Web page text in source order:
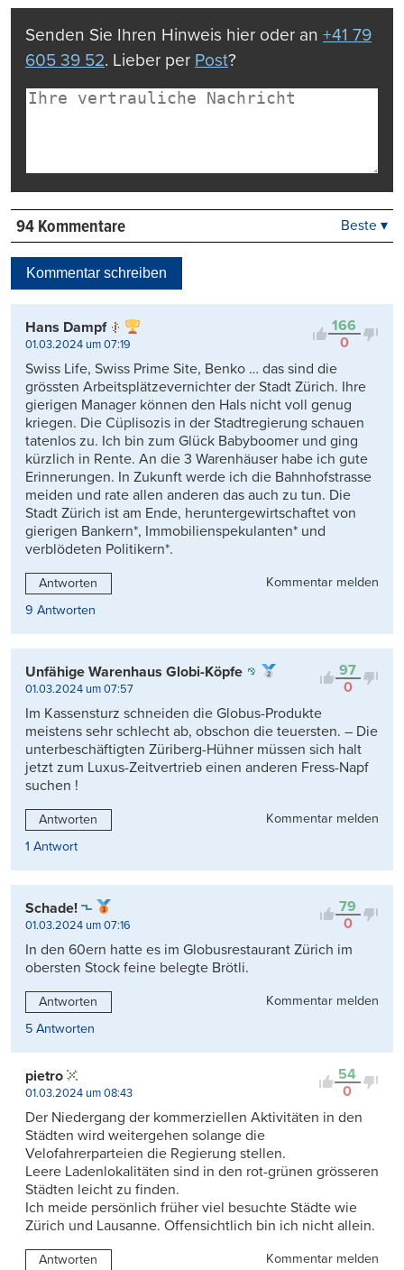
drucken
Senden Sie Ihren Hinweis hier oder an +41 79
605 39 52. Lieber per Post?
94 Kommentare
Kontrovers
Beste ▾
Kommentar schreiben
166
0
Hans Dampf
01.03.2024 um 07:19
Swiss Life, Swiss Prime Site, Benko … das sind die
grössten Arbeitsplätzevernichter der Stadt Zürich. Ihre
gierigen Manager können den Hals nicht voll genug
kriegen. Die Cüplisozis in der Stadtregierung schauen
tatenlos zu. Ich bin zum Glück Babyboomer und ging
kürzlich in Rente. An die 3 Warenhäuser habe ich gute
Erinnerungen. In Zukunft werde ich die Bahnhofstrasse
meiden und rate allen anderen das auch zu tun. Die
Stadt Zürich ist am Ende, heruntergewirtschaftet von
gierigen Bankern*, Immobilienspekulanten* und
verblödeten Politikern*.
Antworten
Kommentar melden
9 Antworten
97
0
Unfähige Warenhaus Globi-Köpfe
01.03.2024 um 07:57
Im Kassensturz schneiden die Globus-Produkte
meistens sehr schlecht ab, obschon die teuersten. – Die
unterbeschäftigten Züriberg-Hühner müssen sich halt
jetzt zum Luxus-Zeitvertrieb einen anderen Fress-Napf
suchen !
Antworten
Kommentar melden
1 Antwort
79
0
Schade!
01.03.2024 um 07:16
In den 60ern hatte es im Globusrestaurant Zürich im
obersten Stock feine belegte Brötli.
Antworten
Kommentar melden
5 Antworten
54
0
pietro
01.03.2024 um 08:43
Der Niedergang der kommerziellen Aktivitäten in den
Städten wird weitergehen solange die
Velofahrerparteien die Regierung stellen.
Leere Ladenlokalitäten sind in den rot-grünen grösseren
Städten leicht zu finden.
Ich meide persönlich früher viel besuchte Städte wie
Zürich und Lausanne. Offensichtlich bin ich nicht allein.
Antworten
Kommentar melden